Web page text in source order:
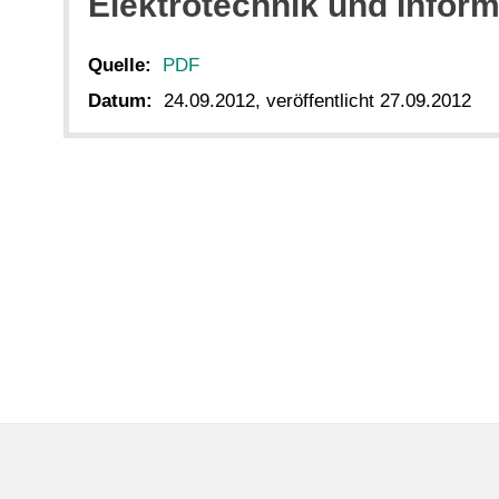
Quelle:
PDF
Datum:
24.09.2012, veröffentlicht 27.09.2012